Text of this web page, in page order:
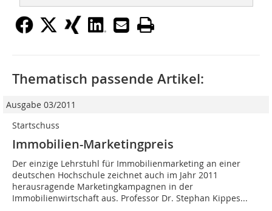
Thematisch passende Artikel:
Ausgabe 03/2011
Startschuss
Immobilien-Marketingpreis
Der einzige Lehrstuhl für Immobilienmarketing an einer
deutschen Hochschule zeichnet auch im Jahr 2011
herausragende Marketingkampagnen in der
Immobilienwirtschaft aus. Professor Dr. Stephan Kippes...